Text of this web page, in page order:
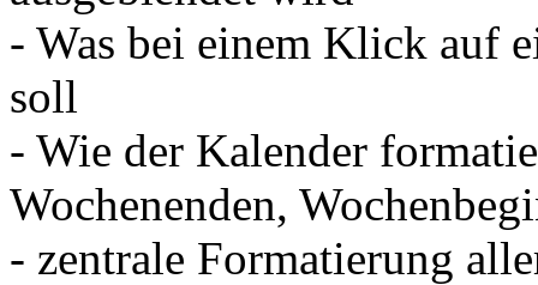
- Was bei einem Klick auf
soll
- Wie der Kalender
Wochenenden,
- zentrale Formatierung